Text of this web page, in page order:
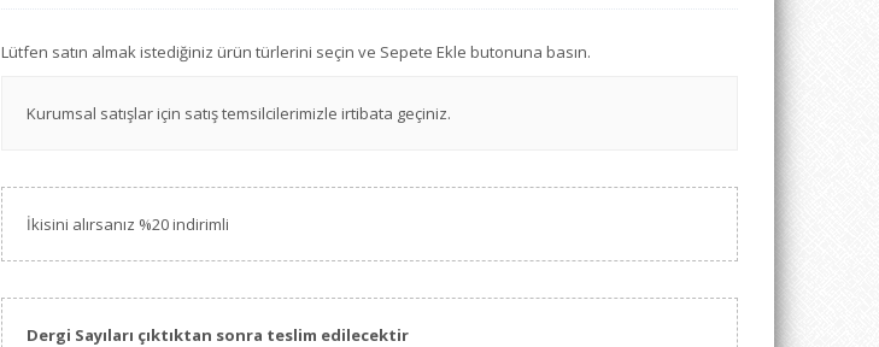
Lütfen satın almak istediğiniz ürün türlerini seçin ve Sepete Ekle butonuna basın.
Kurumsal satışlar için satış temsilcilerimizle irtibata geçiniz.
İkisini alırsanız %20 indirimli
Dergi Sayıları çıktıktan sonra teslim edilecektir